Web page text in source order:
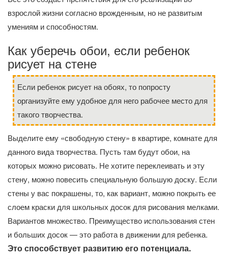
взрослой жизни согласно врожденным, но не развитым
умениям и способностям.
Как уберечь обои, если ребенок
рисует на стене
Если ребенок рисует на обоях, то попросту
организуйте ему удобное для него рабочее место для
такого творчества.
Выделите ему «свободную стену» в квартире, комнате для
данного вида творчества. Пусть там будут обои, на
которых можно рисовать. Не хотите переклеивать и эту
стену, можно повесить специальную большую доску. Если
стены у вас покрашены, то, как вариант, можно покрыть ее
слоем краски для школьных досок для рисования мелками.
Вариантов множество. Преимущество использования стен
и больших досок — это работа в движении для ребенка.
Это способствует развитию его потенциала.